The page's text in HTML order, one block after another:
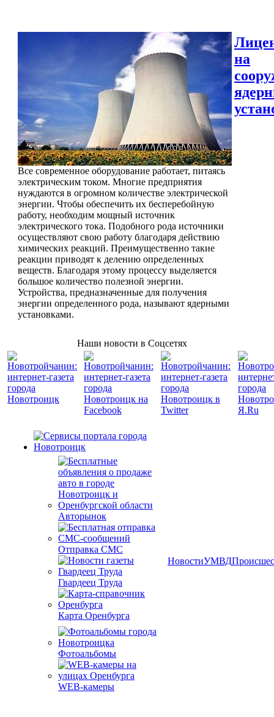
Все современное оборудование работает, питаясь
электрическим током. Многие предприятия
нуждаются в огромном количестве электрической
энергии. Чтобы обеспечить их бесперебойную
работу, необходим мощный источник
электрического тока. Подобного рода источники
осуществляют свою работу благодаря действию
химических реакций. Преимущественно такие
реакции приводят к делению определенных
веществ. Благодаря этому процессу выделяется
большое количество полезной энергии.
Устройства, предназначенные для получения
энергии определенного рода, называют ядерными
установками.
на
Наши новости в Соцсетях
Авторынок
Отправка СМС
Гвардеец Труда
Карта Оренбурга
Фотоальбомы
WEB-камеры
НовостиУМВД